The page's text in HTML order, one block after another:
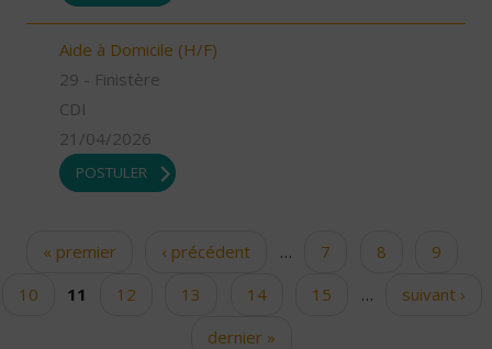
Aide à Domicile (H/F)
29 - Finistère
CDI
21/04/2026
POSTULER
Pages« premier ‹ précédent … 7 8
9
10
11 12 13 14 15 …
suivant ›
dernier »